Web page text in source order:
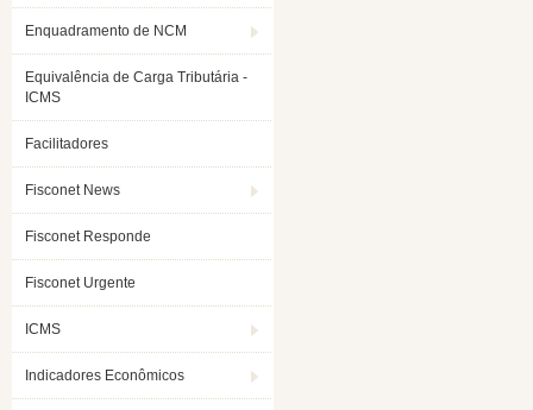
Enquadramento de NCM
Equivalência de Carga Tributária -
ICMS
Facilitadores
Fisconet News
Fisconet Responde
Fisconet Urgente
ICMS
Indicadores Econômicos